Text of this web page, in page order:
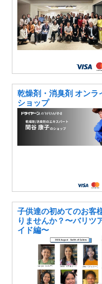
乾燥剤・消臭剤 オンラ
ショップ
子供達の初めてのお客
りませんか？〜バリツ
イド編〜